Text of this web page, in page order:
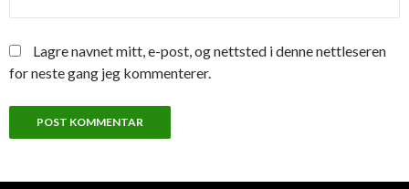
Lagre navnet mitt, e-post, og nettsted i denne nettleseren
for neste gang jeg kommenterer.